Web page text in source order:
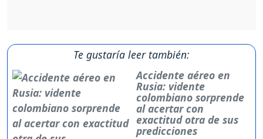
Te gustaría leer también:
Accidente aéreo en
Rusia: vidente
colombiano sorprende
al acertar con
exactitud otra de sus
predicciones